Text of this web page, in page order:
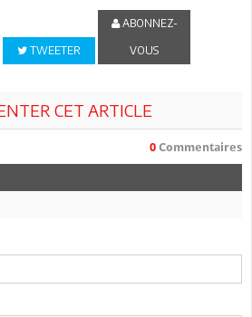
TWEETER
ABONNEZ-
VOUS
CET ARTICLE
0 Commentaires